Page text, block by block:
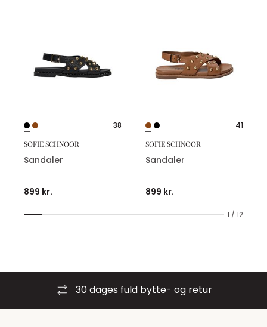
1 / 12
38
SOFIE SCHNOOR
Sandaler
899 kr.
41
SOFIE SCHNOOR
Sandaler
899 kr.
30 dages fuld bytte- og retur